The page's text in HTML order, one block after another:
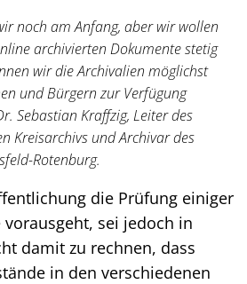
noch am Anfang, aber wir wollen
archivierten Dokumente stetig
wir die Archivalien möglichst
und Bürgern zur Verfügung
Sebastian Kraffzig, Leiter des
Kreisarchivs und Archivar des
Rotenburg.
die Prüfung einiger
sei jedoch in
damit zu rechnen, dass
in den verschiedenen